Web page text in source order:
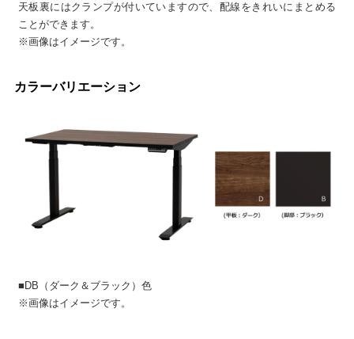
天板裏にはクランプが付いていますので、配線をきれいにまとめる
ことができます。
※画像はイメージです。
カラーバリエーション
■DB（ダーク＆ブラック）色
※画像はイメージです。